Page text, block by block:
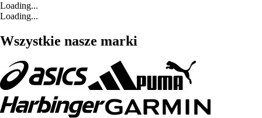
Loading...
Loading...
Wszystkie nasze marki